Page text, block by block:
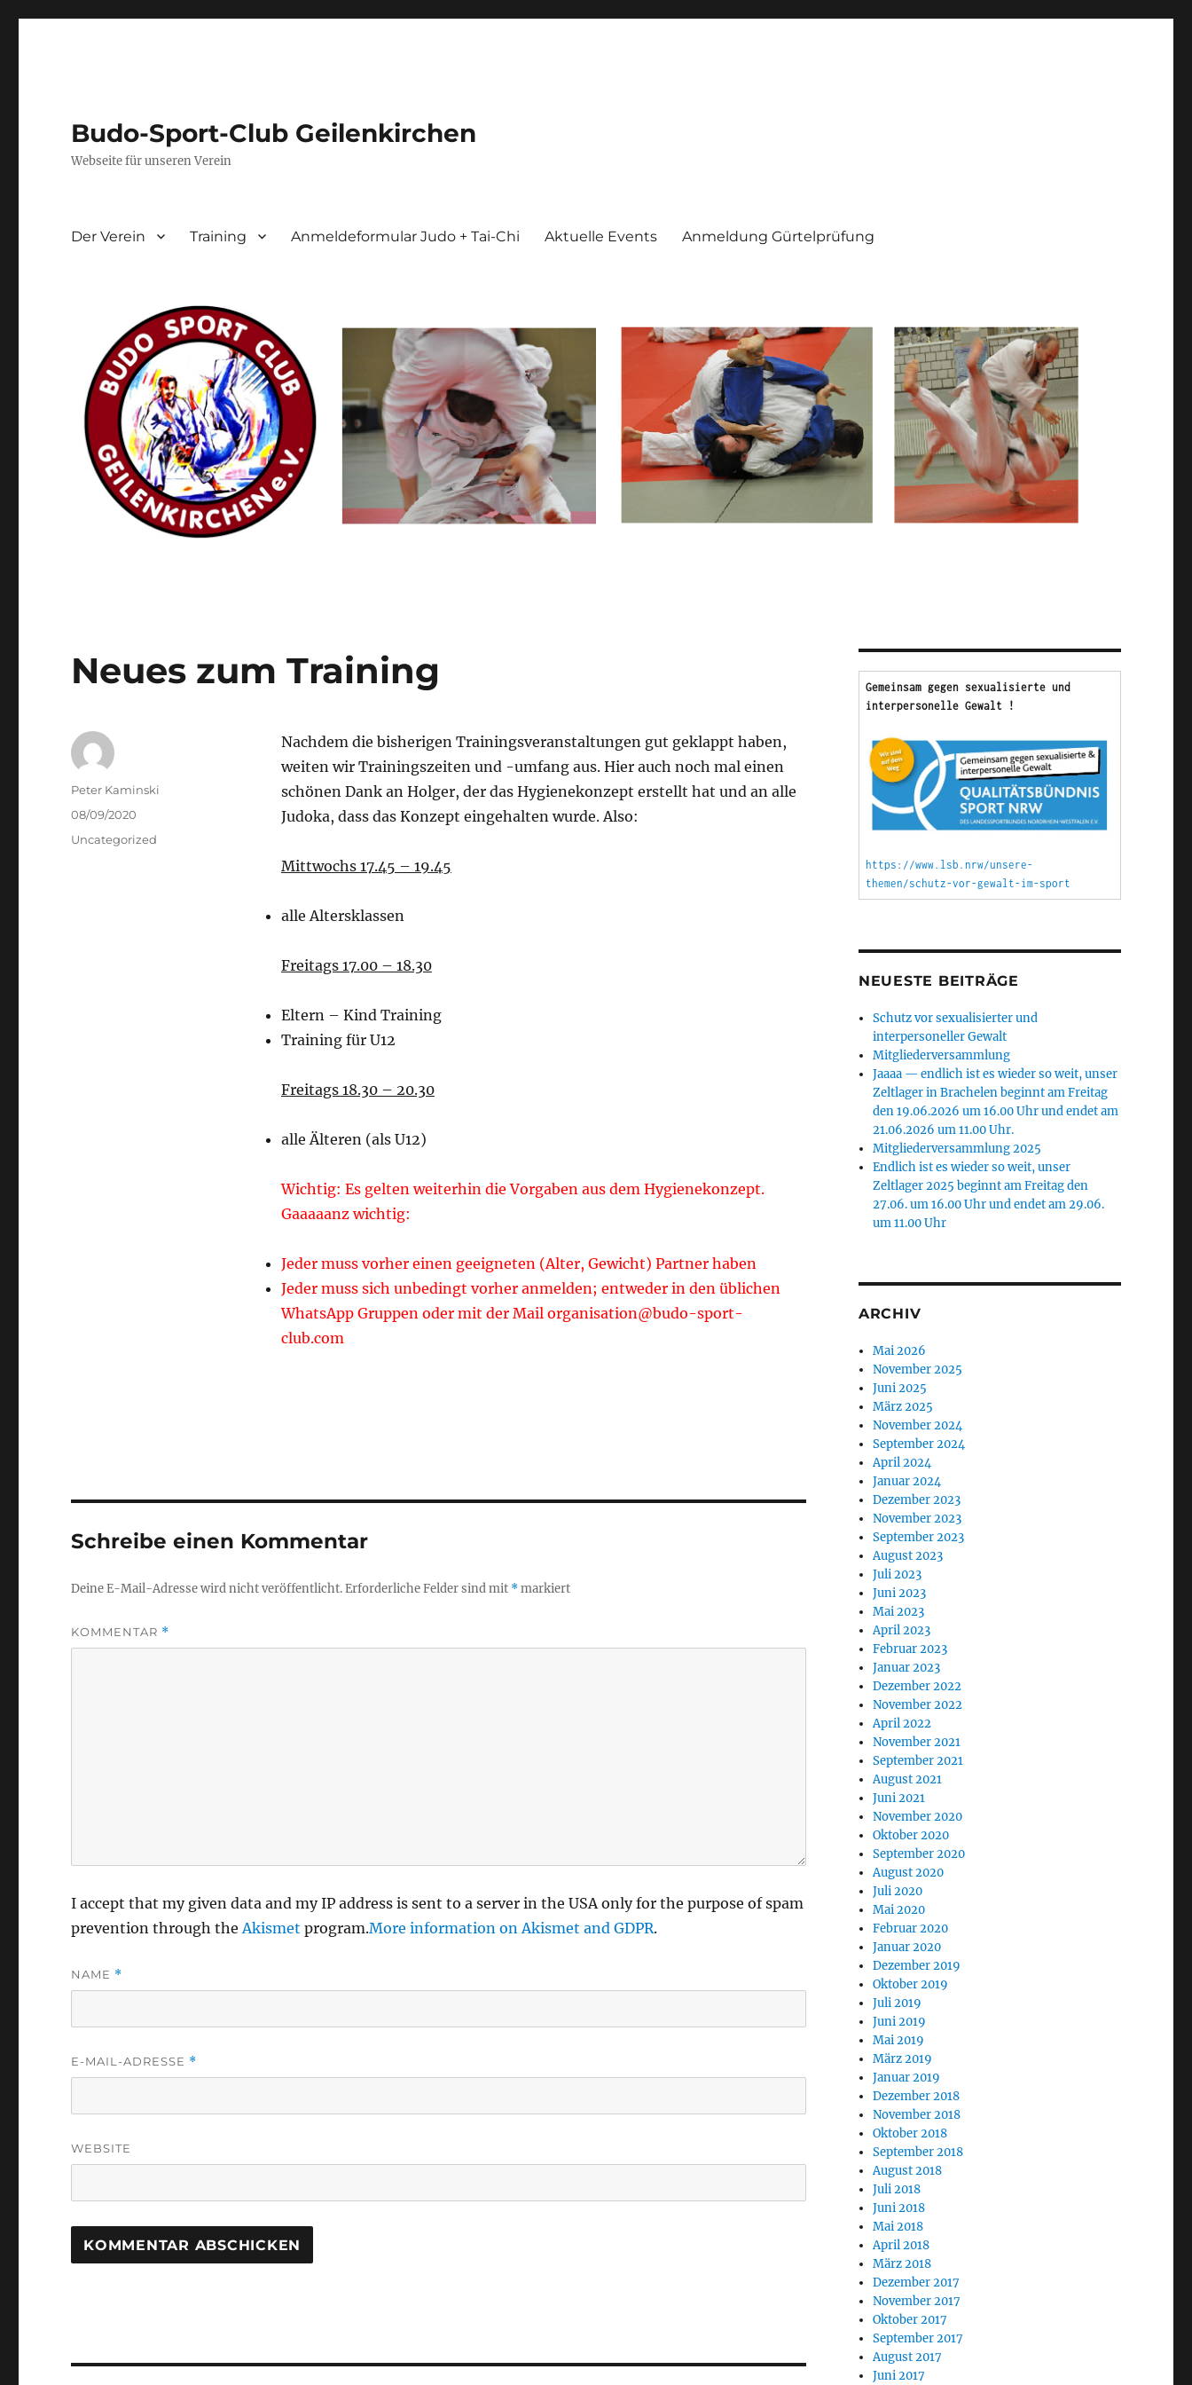
Budo-Sport-Club Geilenkirchen
Webseite für unseren Verein
Der Verein Training Anmeldeformular Judo + Tai-Chi Aktuelle Events Anmeldung Gürtelprüfung
Neues zum Training
Nachdem die bisherigen Trainingsveranstaltungen gut geklappt haben,
weiten wir Trainingszeiten und -umfang aus. Hier auch noch mal einen
schönen Dank an Holger, der das Hygienekonzept erstellt hat und an alle
Judoka, dass das Konzept eingehalten wurde. Also:
Mittwochs 17.45 – 19.45
alle Altersklassen
Freitags 17.00 – 18.30
Eltern – Kind Training
Training für U12
Freitags 18.30 – 20.30
alle Älteren (als U12)
Wichtig: Es gelten weiterhin die Vorgaben aus dem Hygienekonzept.
Gaaaaanz wichtig:
Jeder muss vorher einen geeigneten (Alter, Gewicht) Partner haben
Jeder muss sich unbedingt vorher anmelden; entweder in den üblichen
WhatsApp Gruppen oder mit der Mail organisation@budo-sport-
club.com
Autor
Peter Kaminski
Veröffentlicht
08/09/2020
Kategorien
Uncategorized
Schreibe einen Kommentar
Deine E-Mail-Adresse wird nicht veröffentlicht.Erforderliche Felder sind mit *markiert
KOMMENTAR *
I accept that my given data and my IP address is sent to a server in the USA only for the purpose of spam
prevention through theAkismet program.More information on Akismet and GDPR.
NAME *
E-MAIL-ADRESSE *
WEBSITE
Gemeinsam gegen sexualisierte und
interpersonelle Gewalt !
https://www.lsb.nrw/unsere-
themen/schutz-vor-gewalt-im-sport
NEUESTE BEITRÄGE
Schutz vor sexualisierter und
interpersoneller Gewalt
Mitgliederversammlung
Jaaaa — endlich ist es wieder so weit, unser
Zeltlager in Brachelen beginnt am Freitag
den 19.06.2026 um 16.00 Uhr und endet am
21.06.2026 um 11.00 Uhr.
Mitgliederversammlung 2025
Endlich ist es wieder so weit, unser
Zeltlager 2025 beginnt am Freitag den
27.06. um 16.00 Uhr und endet am 29.06.
um 11.00 Uhr
ARCHIV
Mai 2026
November 2025
Juni 2025
März 2025
November 2024
September 2024
April 2024
Januar 2024
Dezember 2023
November 2023
September 2023
August 2023
Juli 2023
Juni 2023
Mai 2023
April 2023
Februar 2023
Januar 2023
Dezember 2022
November 2022
April 2022
November 2021
September 2021
August 2021
Juni 2021
November 2020
Oktober 2020
September 2020
August 2020
Juli 2020
Mai 2020
Februar 2020
Januar 2020
Dezember 2019
Oktober 2019
Juli 2019
Juni 2019
Mai 2019
März 2019
Januar 2019
Dezember 2018
November 2018
Oktober 2018
September 2018
August 2018
Juli 2018
Juni 2018
Mai 2018
April 2018
März 2018
Dezember 2017
November 2017
Oktober 2017
September 2017
August 2017
Juni 2017